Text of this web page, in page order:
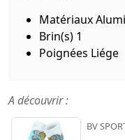
Matériaux
Brin(s) 1
Poignées Liége
A découvrir :
BV